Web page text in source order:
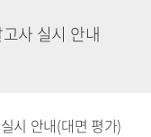
사 실시 안내
시 안내(대면 평가)